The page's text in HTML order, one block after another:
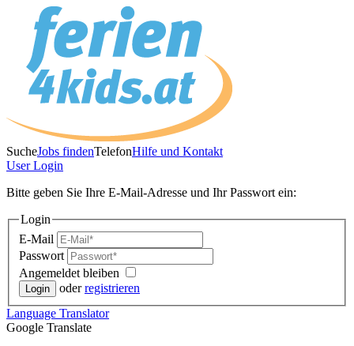
SucheJobs findenTelefonHilfe und Kontakt
UserLogin
Bitte geben Sie Ihre E-Mail-Adresse und Ihr Passwort ein:
Login
E-Mail
Passwort
Angemeldet bleiben
oderregistrieren
Language Translator
Google Translate